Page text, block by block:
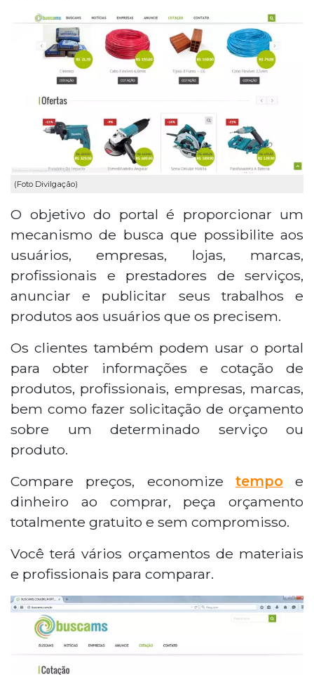
(Foto Divilgação)
O objetivo do portal é proporcionar um
mecanismo de busca que possibilite aos
usuários, empresas, lojas, marcas,
profissionais e prestadores de serviços,
anunciar e publicitar seus trabalhos e
produtos aos usuários que os precisem.
Os clientes também podem usar o portal
para obter informações e cotação de
produtos, profissionais, empresas, marcas,
bem como fazer solicitação de orçamento
sobre um determinado serviço ou
produto.
Compare preços, economize tempo e
dinheiro ao comprar, peça orçamento
totalmente gratuito e sem compromisso.
Você terá vários orçamentos de materiais
e profissionais para comparar.